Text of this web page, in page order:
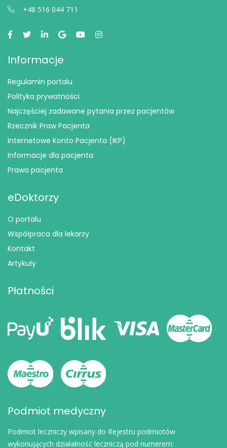
+48 516 044 711
Informacje
Regulamin portalu
Polityka prywatności
Najczęściej zadawane pytania przez pacjentów
Rzecznik Praw Pacjenta
Internetowe Konto Pacjenta (IKP)
Informacje dla pacjenta
Prawa pacjenta
eDoktorzy
O portalu
Współpraca dla lekarzy
Kontakt
Artykuły
Płatności
Podmiot medyczny
Podmiot leczniczy wpisany do Rejestru podmiotów
wykonujących działalność leczniczą pod numerem: